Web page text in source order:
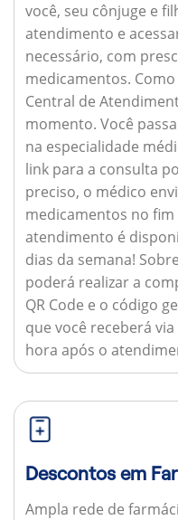
você, seu cônjuge e
atendimento e
necessário, com
medicamentos.
Central de
momento. Você
na especialidade
link para a consulta
preciso, o médico
medicamentos no
atendimento é
dias da semana!
poderá realizar a
QR Code e o código
que você receberá
hora após o
Descontos em
Ampla rede de